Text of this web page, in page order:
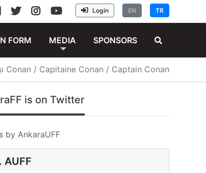
TR
EN
Login
FORM MEDIA SPONSORS
Conan / Capitaine Conan / Captain Conan
is on Twitter
by AnkaraUFF
AUFF